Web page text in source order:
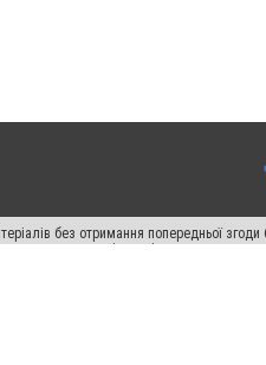
без отримання попередньої
на цитовані статті не нижче